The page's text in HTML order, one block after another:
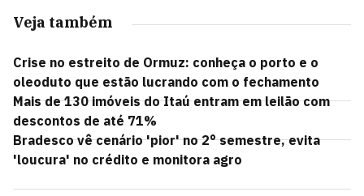
Veja também
Crise no estreito de Ormuz: conheça o porto e o
oleoduto que estão lucrando com o fechamento
Mais de 130 imóveis do Itaú entram em leilão com
descontos de até 71%
Bradesco vê cenário 'pior' no 2° semestre, evita
'loucura' no crédito e monitora agro